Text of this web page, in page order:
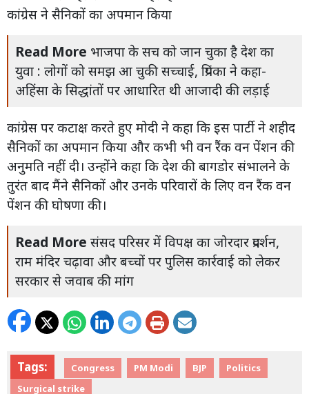
कांग्रेस ने सैनिकों का अपमान किया
Read More भाजपा के सच को जान चुका है देश का
युवा : लोगों को समझ आ चुकी सच्चाई, प्रियंका ने कहा-
अहिंसा के सिद्धांतों पर आधारित थी आजादी की लड़ाई
कांग्रेस पर कटाक्ष करते हुए मोदी ने कहा कि इस पार्टी ने शहीद
सैनिकों का अपमान किया और कभी भी वन रैंक वन पेंशन की
अनुमति नहीं दी। उन्होंने कहा कि देश की बागडोर संभालने के
तुरंत बाद मैंने सैनिकों और उनके परिवारों के लिए वन रैंक वन
पेंशन की घोषणा की।
Read More संसद परिसर में विपक्ष का जोरदार प्रदर्शन,
राम मंदिर चढ़ावा और बच्चों पर पुलिस कार्रवाई को लेकर
सरकार से जवाब की मांग
Tags: Congress PM Modi BJP
Politics
Surgical strike